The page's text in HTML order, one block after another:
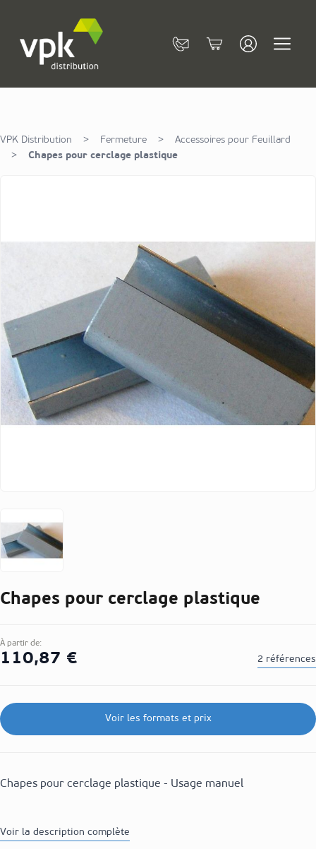
ContactCart
VPK Distribution > Fermeture >
Accessoires pour Feuillard
>
Chapes pour cerclage plastique
Chapes pour cerclage plastique
À partir de:
110,87 € 2 références
Voir les formats et prix
Chapes pour cerclage plastique - Usage manuel
Voir la description complète